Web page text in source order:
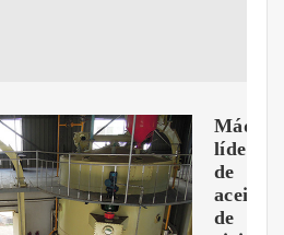
líder
de
aceite
de